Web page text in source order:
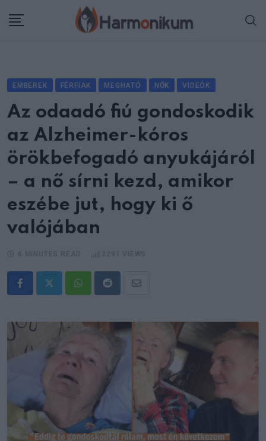
EMBEREK FÉRFIAK MEGHATÓ NŐK VIDEÓK
Az odaadó fiú gondoskodik
az Alzheimer-kóros
örökbefogadó anyukájáról
– a nő sírni kezd, amikor
eszébe jut, hogy ki ő
valójában
WhatsappRedditShare
Email